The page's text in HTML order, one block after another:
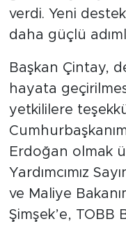
verdi. Yeni
daha güçlü
Başkan Çintay,
hayata
yetkililere
Erdoğan olmak
Yardımcımız
ve Maliye
Şimşek’e, TOBB